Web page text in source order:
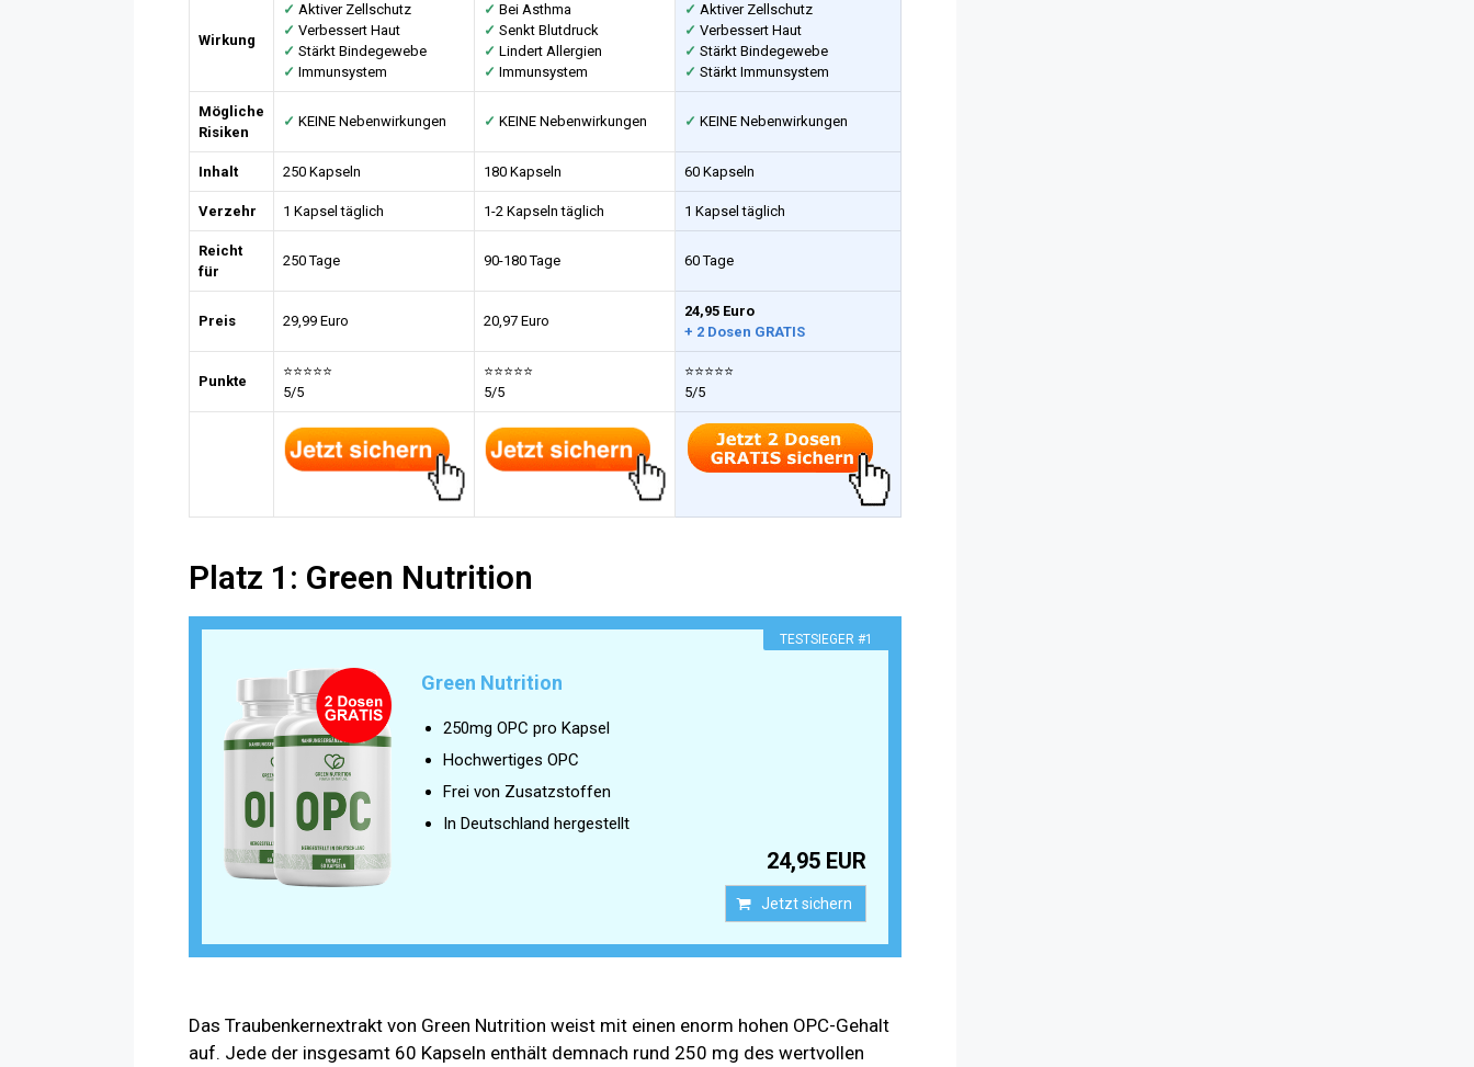
Wirkung
✓ Aktiver Zellschutz
✓ Verbessert Haut
✓ Stärkt Bindegewebe
✓ Immunsystem
✓ Bei Asthma
✓ Senkt Blutdruck
✓ Lindert Allergien
✓ Immunsystem
✓ Aktiver Zellschutz
✓ Verbessert Haut
✓ Stärkt Bindegewebe
✓ Stärkt Immunsystem
Mögliche
Risiken
✓ KEINE Nebenwirkungen ✓ KEINE Nebenwirkungen ✓ KEINE Nebenwirkungen
Inhalt 250 Kapseln 180 Kapseln 60 Kapseln
Verzehr 1 Kapsel täglich 1-2 Kapseln täglich 1 Kapsel täglich
Reicht
für
250 Tage 90-180 Tage 60 Tage
Preis 29,99 Euro 20,97 Euro
24,95 Euro
+ 2 Dosen GRATIS
Punkte
⭐⭐⭐⭐⭐
5/5
⭐⭐⭐⭐⭐
5/5
⭐⭐⭐⭐⭐
5/5
Platz 1: Green Nutrition
TESTSIEGER #1
Green Nutrition
250mg OPC pro Kapsel
Hochwertiges OPC
Frei von Zusatzstoffen
In Deutschland hergestellt
24,95 EUR
Jetzt sichern
Das Traubenkernextrakt von Green Nutrition weist mit einen enorm hohen OPC-Gehalt
auf. Jede der insgesamt 60 Kapseln enthält demnach rund 250 mg des wertvollen